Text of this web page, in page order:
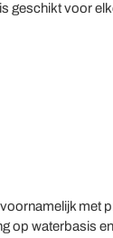
geschikt voor
met
op waterbasis